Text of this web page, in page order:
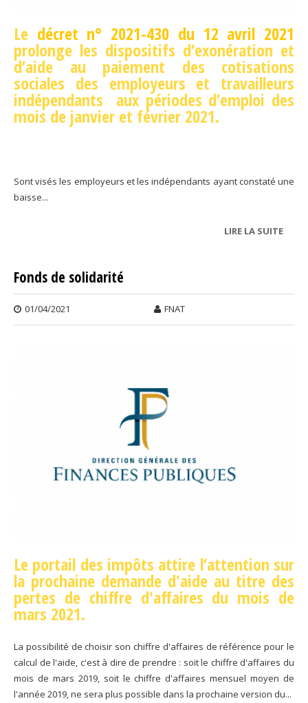
Le décret n° 2021-430 du 12 avril 2021
prolonge les dispositifs d’exonération et
d’aide au paiement des cotisations
sociales des employeurs et travailleurs
indépendants aux périodes d’emploi des
mois de janvier et février 2021.
Sont visés les employeurs et les indépendants ayant constaté une
baisse...
LIRE LA SUITEDE
Fonds de solidarité
01/04/2021 FNAT
Le portail des impôts attire l’attention sur
la prochaine demande d'aide au titre des
pertes de chiffre d'affaires du mois de
mars 2021.
La possibilité de choisir son chiffre d'affaires de référence pour le
calcul de l'aide, c'est à dire de prendre : soit le chiffre d'affaires du
mois de mars 2019, soit le chiffre d'affaires mensuel moyen de
l'année 2019, ne sera plus possible dans la prochaine version du...